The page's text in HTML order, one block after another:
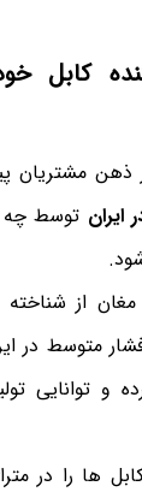
کابل
مشتریان
ایران توسط چه
از شناخته
متوسط در
و توانایی
ها را در